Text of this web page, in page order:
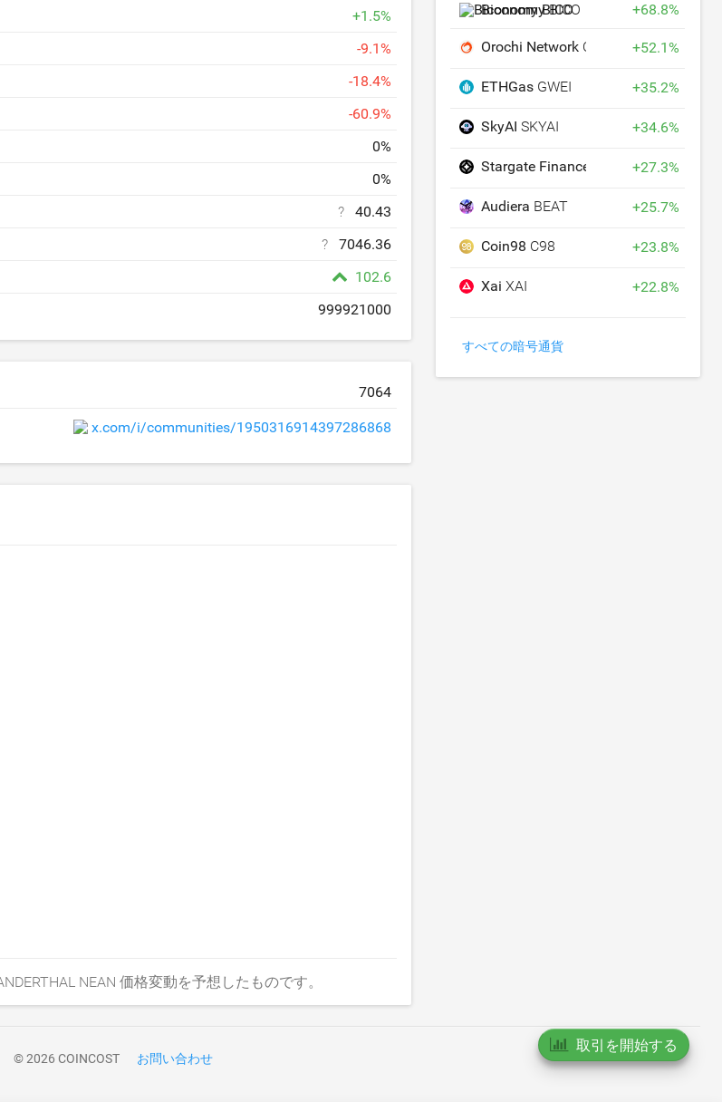
+1.5%
-9.1%
-18.4%
-60.9%
0%
0%
?
40.43
?
7046.36
102.6
999921000
7064
x.com/i/communities/1950316914397286868
NEAN 価格変動を予想したものです。
BiconomyBICO +68.8%
Orochi Network ON +52.1%
ETHGas GWEI +35.2%
SkyAISKYAI +34.6%
Stargate Finance +27.3%
Audiera BEAT +25.7%
Coin98 C98 +23.8%
XaiXAI +22.8%
すべての暗号通貨
© 2026 COINCOST お問い合わせ
取引を開始する